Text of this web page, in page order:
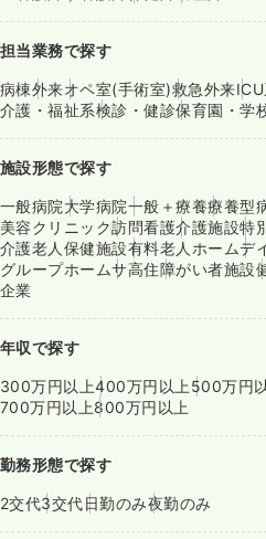
担当業務で探す
病棟外来オペ室(手術室)救急外来
介護・福祉系検診・健診保育園・学
施設形態で探す
一般病院大学病院一般＋療養療養型
美容クリニック訪問看護介護施設特
介護老人保健施設有料老人ホームデ
グループホームサ高住障がい者施設
企業
年収で探す
300万円以上400万円以上 500万円
700万円以上800万円以上
勤務形態で探す
2交代3交代日勤のみ夜勤のみ